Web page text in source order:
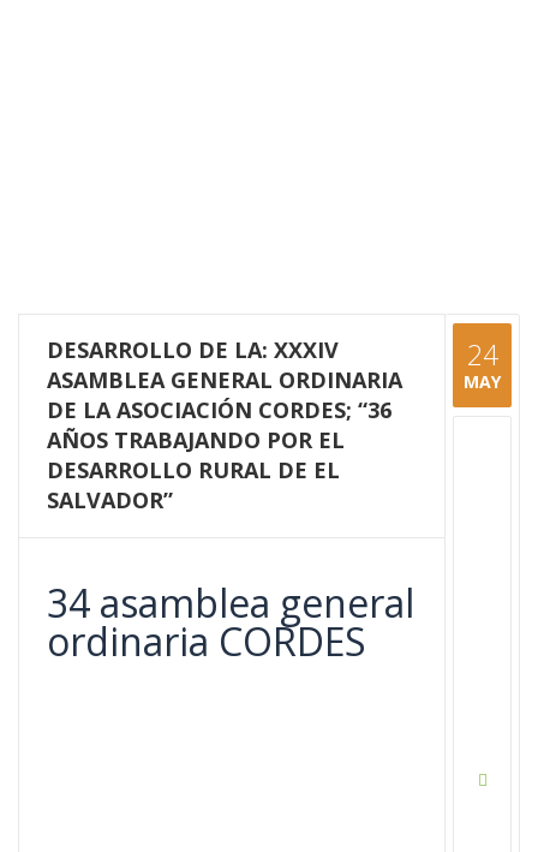
DESARROLLO DE LA: XXXIV
ASAMBLEA GENERAL ORDINARIA
DE LA ASOCIACIÓN CORDES; “36
AÑOS TRABAJANDO POR EL
DESARROLLO RURAL DE EL
SALVADOR”
34 asamblea general
ordinaria CORDES
24
MAY